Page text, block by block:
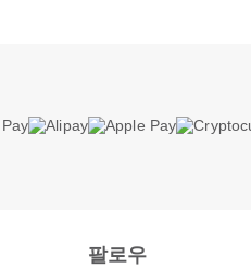
팔로우